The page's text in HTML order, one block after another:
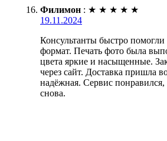
Филимон : ★ ★ ★ ★ ★
19.11.2024
Консультанты быстро
формат. Печать фото была
цвета яркие и насыщенные.
через сайт. Доставка пришла
надёжная. Сервис понравился,
снова.